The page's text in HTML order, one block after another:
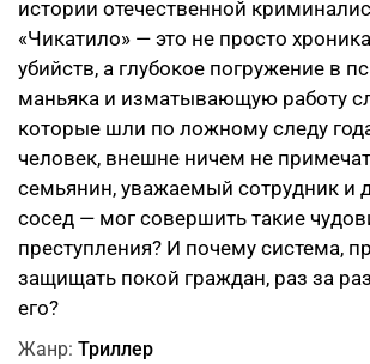
истории отечественной
«Чикатило» — это не просто
убийств, а глубокое погружение в
маньяка и изматывающую работу
которые шли по ложному следу
человек, внешне ничем не
семьянин, уважаемый сотрудник и
сосед — мог совершить такие
преступления? И почему система,
защищать покой граждан, раз за
его?
Жанр: Триллер